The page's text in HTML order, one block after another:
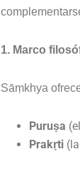
1. Marco
Sāṃkhya
Puruṣa
Prakṛti